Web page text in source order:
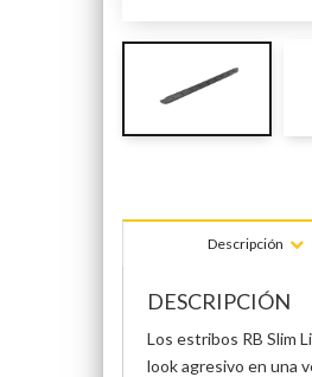
Descripción
DESCRIPCIÓN
Los estribos RB Slim
lookagresivo en una